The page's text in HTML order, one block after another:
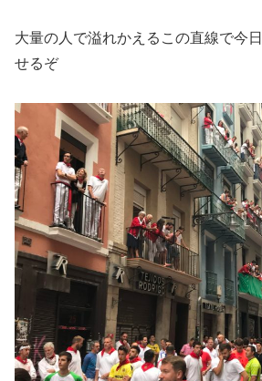
大量の人で溢れかえるこの直線で今
せるぞ